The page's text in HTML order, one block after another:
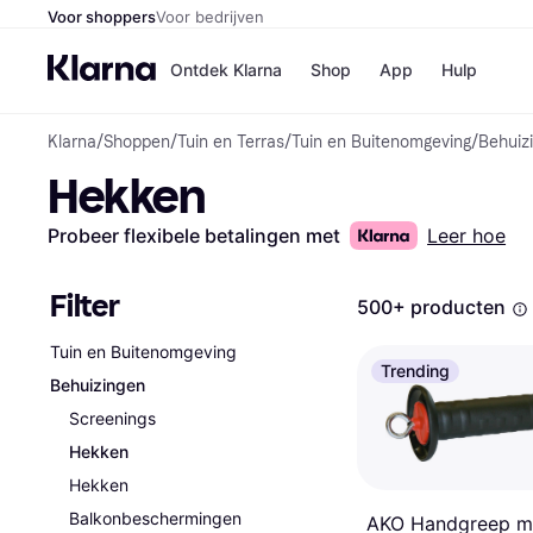
Voor shoppersVoor bedrijven
Ontdek Klarna Shop
Winkels
H&M
App Hulp
Klarna/Shoppen/Tuin en Terras/Tuin en Buitenomgeving/
Hekken
Probeer flexibele betalingen met Leer hoe
Filter
Tuin en Buitenomgeving
Behuizingen
Screenings
Hekken
Hekken
Balkonbeschermingen
500+ producten
Trending
AKO Handgreep